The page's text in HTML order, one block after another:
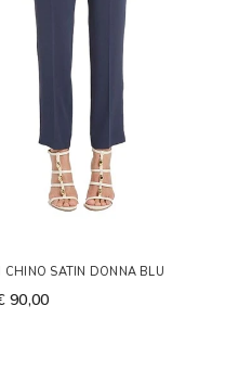
CHINO SATIN DONNA BLU
90,00